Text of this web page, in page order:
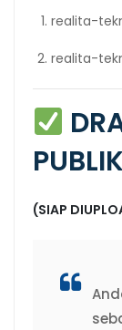
realita-
realita-
(SIAP